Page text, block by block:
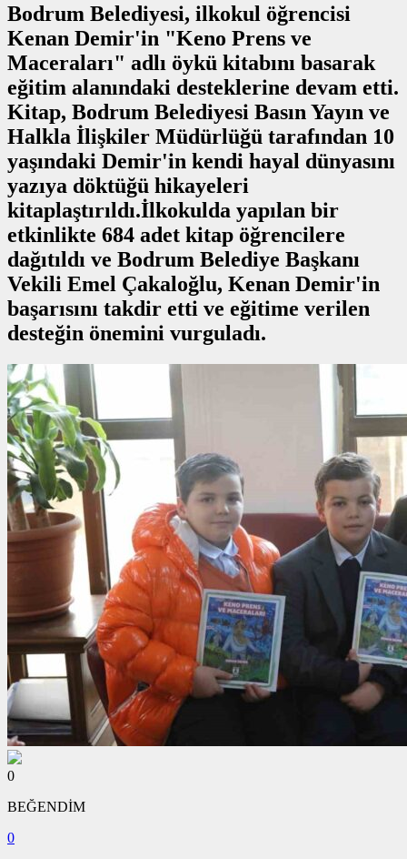
Bodrum Belediyesi, ilkokul öğrencisi
Kenan Demir'in "Keno Prens ve
Maceraları" adlı öykü kitabını basarak
eğitim alanındaki desteklerine devam etti.
Kitap, Bodrum Belediyesi Basın Yayın ve
Halkla İlişkiler Müdürlüğü tarafından 10
yaşındaki Demir'in kendi hayal dünyasını
yazıya döktüğü hikayeleri
kitaplaştırıldı.İlkokulda yapılan bir
etkinlikte 684 adet kitap öğrencilere
dağıtıldı ve Bodrum Belediye Başkanı
Vekili Emel Çakaloğlu, Kenan Demir'in
başarısını takdir etti ve eğitime verilen
desteğin önemini vurguladı.
0
BEĞENDİM
0